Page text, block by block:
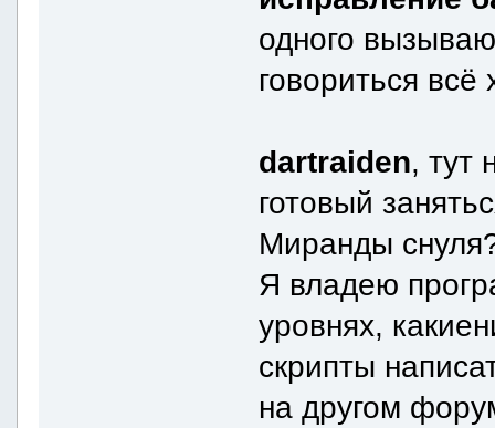
одного
говориться
dartraiden, тут
готовый
Миранды
Я владею
уровнях,
скрипты
на другом